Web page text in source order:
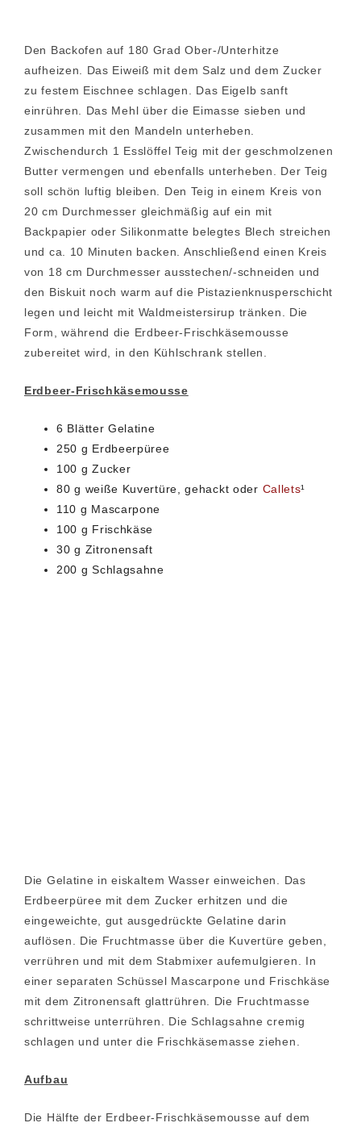
Den Backofen auf 180 Grad Ober-/Unterhitze
aufheizen. Das Eiweiß mit dem Salz und dem Zucker
zu festem Eischnee schlagen. Das Eigelb sanft
einrühren. Das Mehl über die Eimasse sieben und
zusammen mit den Mandeln unterheben.
Zwischendurch 1 Esslöffel Teig mit der geschmolzenen
Butter vermengen und ebenfalls unterheben. Der Teig
soll schön luftig bleiben. Den Teig in einem Kreis von
20 cm Durchmesser gleichmäßig auf ein mit
Backpapier oder Silikonmatte belegtes Blech streichen
und ca. 10 Minuten backen. Anschließend einen Kreis
von 18 cm Durchmesser ausstechen/-schneiden und
den Biskuit noch warm auf die Pistazienknusperschicht
legen und leicht mit Waldmeistersirup tränken. Die
Form, während die Erdbeer-Frischkäsemousse
zubereitet wird, in den Kühlschrank stellen.
Erdbeer-Frischkäsemousse
6 Blätter Gelatine
250 g Erdbeerpüree
100 g Zucker
80 g weiße Kuvertüre, gehackt oder Callets¹
110 g Mascarpone
100 g Frischkäse
30 g Zitronensaft
200 g Schlagsahne
Die Gelatine in eiskaltem Wasser einweichen. Das
Erdbeerpüree mit dem Zucker erhitzen und die
eingeweichte, gut ausgedrückte Gelatine darin
auflösen. Die Fruchtmasse über die Kuvertüre geben,
verrühren und mit dem Stabmixer aufemulgieren. In
einer separaten Schüssel Mascarpone und Frischkäse
mit dem Zitronensaft glattrühren. Die Fruchtmasse
schrittweise unterrühren. Die Schlagsahne cremig
schlagen und unter die Frischkäsemasse ziehen.
Aufbau
Die Hälfte der Erdbeer-Frischkäsemousse auf dem